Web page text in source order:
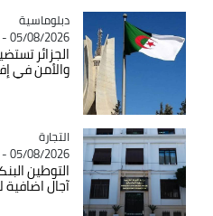
Catégorie
دبلوماسية
05/08/2026 - 22:58
والأمن في
Catégorie
التجارة
05/08/2026 - 21:53
التوطين
آجال اضافية